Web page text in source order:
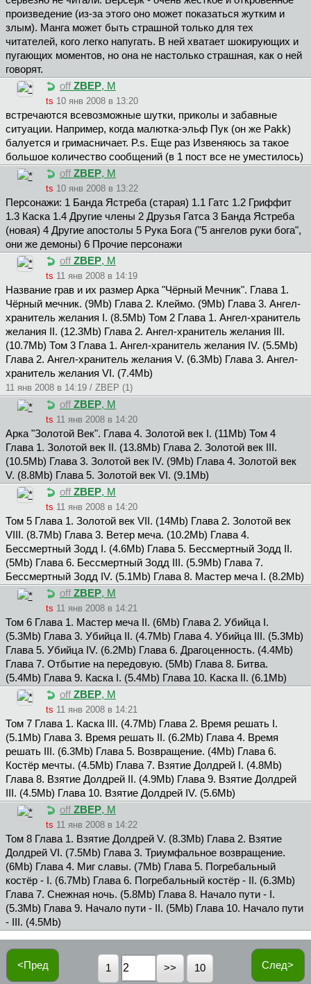
произведение (из-за этого оно может показаться жутким и
злым). Манга может быть страшной только для тех
читателей, кого легко напугать. В ней хватает шокирующих и
пугающих моментов, но она не настолько страшная, как о ней
говорят.
off ZBEP, М
ts 10 янв 2008 в 13:20
встречаются всевозможные шутки, приколы и забавные
ситуации. Например, когда малютка-эльф Пук (он же Pаkk)
балуется и гримасничает. P.s. Еще раз Извеняюсь за такое
большое количество сообщений (в 1 пост все не уместилось)
off ZBEP, М
ts 10 янв 2008 в 13:22
Персонажи: 1 Банда Ястреба (старая) 1.1 Гатс 1.2 Гриффит
1.3 Каска 1.4 Другие члены 2 Друзья Гатса 3 Банда Ястреба
(новая) 4 Другие апостолы 5 Рука Бога ("5 ангелов руки бога",
они же демоны) 6 Прочие персонажи
off ZBEP, М
ts 11 янв 2008 в 14:19
Название грав и их размер Арка "Чёрный Мечник". Глава 1.
Чёрный мечник. (9Mb) Глава 2. Клеймо. (9Mb) Глава 3. Ангел-
хранитель желания I. (8.5Mb) Том 2 Глава 1. Ангел-хранитель
желания II. (12.3Mb) Глава 2. Ангел-хранитель желания III.
(10.7Mb) Том 3 Глава 1. Ангел-хранитель желания IV. (5.5Mb)
Глава 2. Ангел-хранитель желания V. (6.3Mb) Глава 3. Ангел-
хранитель желания VI. (7.4Mb)
11 янв 2008 в 14:19 / ZBEP (1)
off ZBEP, М
ts 11 янв 2008 в 14:20
Арка "Золотой Век". Глава 4. Золотой век I. (11Mb) Том 4
Глава 1. Золотой век II. (13.8Mb) Глава 2. Золотой век III.
(10.5Mb) Глава 3. Золотой век IV. (9Mb) Глава 4. Золотой век
V. (8.8Mb) Глава 5. Золотой век VI. (9.1Mb)
off ZBEP, М
ts 11 янв 2008 в 14:20
Том 5 Глава 1. Золотой век VII. (14Mb) Глава 2. Золотой век
VIII. (8.7Mb) Глава 3. Ветер меча. (10.2Mb) Глава 4.
Бессмертный Зодд I. (4.6Mb) Глава 5. Бессмертный Зодд II.
(5Mb) Глава 6. Бессмертный Зодд III. (5.9Mb) Глава 7.
Бессмертный Зодд IV. (5.1Mb) Глава 8. Мастер меча I. (8.2Mb)
off ZBEP, М
ts 11 янв 2008 в 14:21
Том 6 Глава 1. Мастер меча II. (6Mb) Глава 2. Убийца I.
(5.3Mb) Глава 3. Убийца II. (4.7Mb) Глава 4. Убийца III. (5.3Mb)
Глава 5. Убийца IV. (6.2Mb) Глава 6. Драгоценность. (4.4Mb)
Глава 7. Отбытие на передовую. (5Mb) Глава 8. Битва.
(5.4Mb) Глава 9. Каска I. (5.4Mb) Глава 10. Каска II. (6.1Mb)
off ZBEP, М
ts 11 янв 2008 в 14:21
Том 7 Глава 1. Каска III. (4.7Mb) Глава 2. Время решать I.
(5.1Mb) Глава 3. Время решать II. (6.2Mb) Глава 4. Время
решать III. (6.3Mb) Глава 5. Возвращение. (4Mb) Глава 6.
Костёр мечты. (4.5Mb) Глава 7. Взятие Долдрей I. (4.8Mb)
Глава 8. Взятие Долдрей II. (4.9Mb) Глава 9. Взятие Долдрей
III. (4.5Mb) Глава 10. Взятие Долдрей IV. (5.6Mb)
off ZBEP, М
ts 11 янв 2008 в 14:22
Том 8 Глава 1. Взятие Долдрей V. (8.3Mb) Глава 2. Взятие
Долдрей VI. (7.5Mb) Глава 3. Триумфальное возвращение.
(6Mb) Глава 4. Миг славы. (7Mb) Глава 5. Погребальный
костёр - I. (6.7Mb) Глава 6. Погребальный костёр - II. (6.3Mb)
Глава 7. Снежная ночь. (5.8Mb) Глава 8. Начало пути - I.
(5.3Mb) Глава 9. Начало пути - II. (5Mb) Глава 10. Начало пути
- III. (4.5Mb)
<Пред След>
1 10